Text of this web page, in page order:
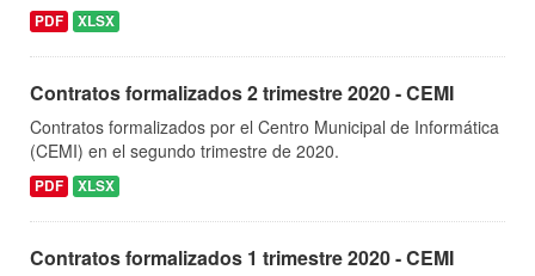
PDF XLSX
Contratos formalizados 2 trimestre 2020 - CEMI
Contratos formalizados por el Centro Municipal de Informática
(CEMI) en el segundo trimestre de 2020.
PDF XLSX
Contratos formalizados 1 trimestre 2020 - CEMI